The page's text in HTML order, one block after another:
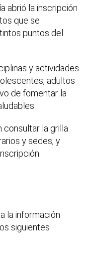
abrió la inscripción
que se
puntos del
y actividades
adultos
de fomentar la
consultar la grilla
y sedes, y
la información
siguientes